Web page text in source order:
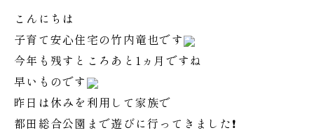
こんにちは
子育て安心住宅の竹内竜也です
今年も残すところあと1ヵ月ですね
早いものです
昨日は休みを利用して家族で
都田総合公園まで遊びに行ってきました❗